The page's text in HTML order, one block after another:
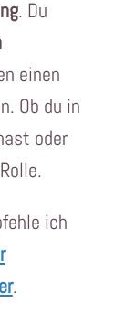
. Du
einen
Ob du in
oder
ich
.